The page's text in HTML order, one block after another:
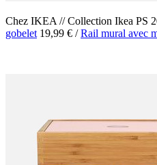
Chez IKEA // Collection Ikea PS
gobelet19,99 € /Rail mural avec